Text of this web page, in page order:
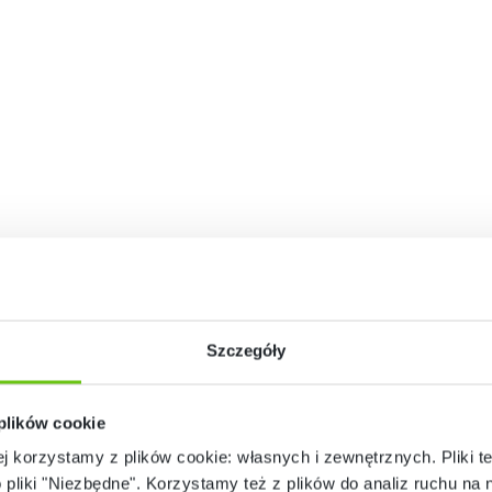
Szczegóły
cookie
korzystamy z plików cookie: własnych i zewnętrznych. Pliki
pliki "Niezbędne". Korzystamy też z plików do analiz ruchu